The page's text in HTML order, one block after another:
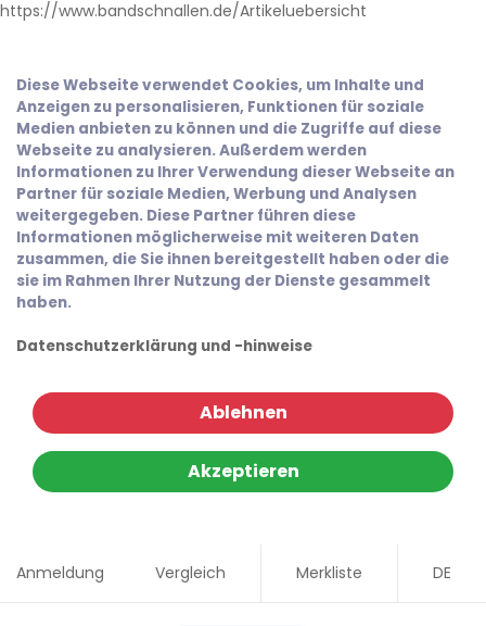
https://www.bandschnallen.de/Artikeluebersicht
Diese Webseite verwendet Cookies, um Inhalte und
Anzeigen zu personalisieren, Funktionen für soziale
Medien anbieten zu können und die Zugriffe auf diese
Webseite zu analysieren. Außerdem werden
Informationen zu Ihrer Verwendung dieser Webseite an
Partner für soziale Medien, Werbung und Analysen
weitergegeben. Diese Partner führen diese
Informationen möglicherweise mit weiteren Daten
zusammen, die Sie ihnen bereitgestellt haben oder die
sie im Rahmen Ihrer Nutzung der Dienste gesammelt
haben.
Datenschutzerklärung und -hinweise
Ablehnen
Akzeptieren
Anmeldung Vergleich Merkliste DE